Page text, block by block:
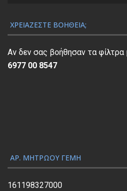
ν
α
π
α
ς
Β
ί
ΧΡΕΙΆΖΕΣΤΕ ΒΟΉΘΕΙΑ;
Αν δεν σας βοήθησαν τα
6977 00 8547
ΑΡ. ΜΗΤΡΏΟΥ ΓΕΜΗ
161198327000